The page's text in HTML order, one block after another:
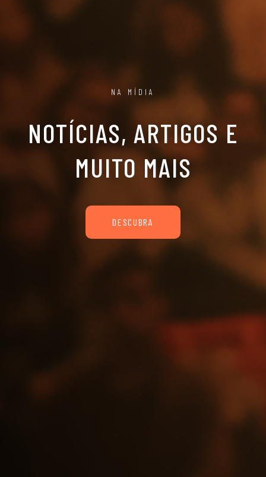
NA MÍDIA
NOTÍCIAS, ARTIGOS E
MUITO MAIS
DESCUBRA